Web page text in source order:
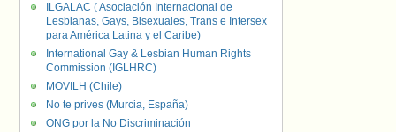
ILGALAC ( Asociación Internacional de
Lesbianas, Gays, Bisexuales, Trans e Intersex
para América Latina y el Caribe)
International Gay & Lesbian Human Rights
Commission (IGLHRC)
MOVILH (Chile)
No te prives (Murcia, España)
ONG por la No Discriminación